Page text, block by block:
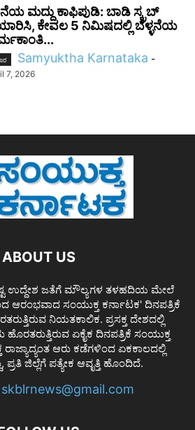
ಮದ್ದು ಕಾಫಿಪುಡಿ: ಬಾಡಿ ಸ್ಕ್ರಬ್
ಕೇವಲ 5 ನಿಮಿಷದಲ್ಲಿ ಬೆಳ್ಳನೆಯ
Samyuktha Karnataka -
7, 2026
ABOUT US
ಉದ್ದೇಶ ಜತೆಗೆ ಮೌಲ್ಯಗಳ ತಳಹದಿಯ ಮೇಲೆ
ಆರಂಭವಾದ ಸಂಯುಕ್ತ ಕರ್ನಾಟಕ' ದಿನಪತ್ರಿಕೆ
ನಿಯತಕಾಲಿಕ. ಪ್ರಸಕ್ತ ದೇಶದಲ್ಲಿ
ಹೊರತರುತ್ತಿರುವ ಏಕೈಕ ದಿನಪತ್ರಿಕೆ ಸಂಯುಕ್ತ
ರಾಜ್ಯಾದ್ಯಂತ ಆರು ಕಡೆಗಳಿಂದ ಏಕಕಾಲದಲ್ಲಿ
ಪ್ರತಿ ಜಿಲ್ಲೆಗೆ ಪತ್ಯೇಕ ಆವೃತ್ತಿ ಹೊಂದಿದೆ.
skblrnews@gmail.com